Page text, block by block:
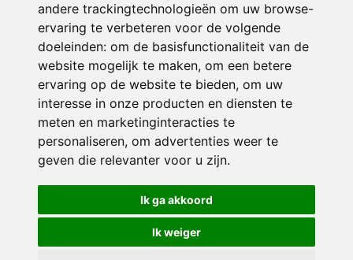
andere trackingtechnologieën om uw browse-
ervaring te verbeteren voor de volgende
doeleinden: om de basisfunctionaliteit van de
website mogelijk te maken, om een betere
ervaring op de website te bieden, om uw
interesse in onze producten en diensten te
meten en marketinginteracties te
personaliseren, om advertenties weer te
geven die relevanter voor u zijn.
Ik ga akkoord
Ik weiger
© 2026 Avonturijn | Alle rechten voorbehouden
Privacy policy|Disclaimer| Klachtenregeling|RSIN en Anbi
voorkeuren
Crealisatie The MindOffice